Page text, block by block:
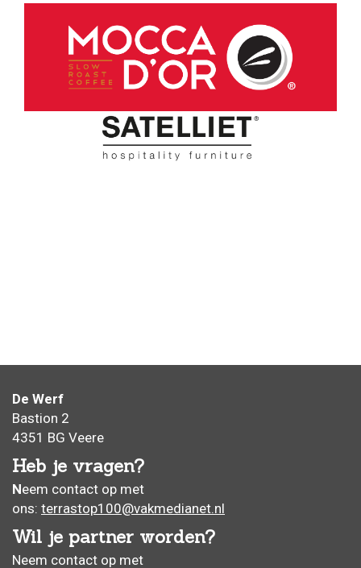
De Werf
Bastion 2
4351 BG Veere
Heb je vragen?
Neem contact op met
ons: terrastop100@vakmedianet.nl
Wil je partner worden?
Neem contact op met